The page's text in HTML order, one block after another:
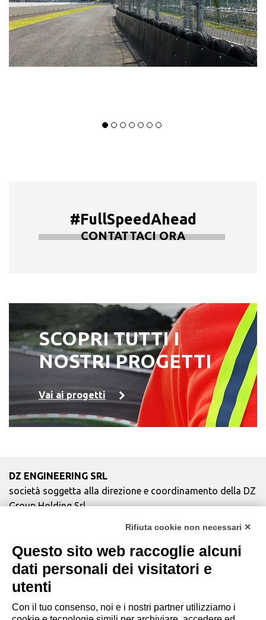
#FullSpeedAhead
CONTATTACI ORA
SCOPRI TUTTI I
NOSTRI PROGETTI
Vai ai progetti
DZ ENGINEERING SRL
società soggetta alla direzione e coordinamento della DZ
Group Holding Srl
Policy|Credits
Copyright e Note Legali
Rifiuta cookie non necessari ✕
Questo sito web raccoglie alcuni
dati personali dei visitatori e
utenti
Con il tuo consenso, noi e i nostri partner utilizziamo i